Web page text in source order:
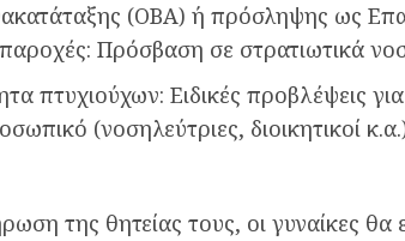
(ΟΒΑ) ή πρόσληψης ως
Πρόσβαση σε στρατιωτικά
πτυχιούχων: Ειδικές προβλέψεις
(νοσηλεύτριες, διοικητικοί
της θητείας τους, οι γυναίκες θα